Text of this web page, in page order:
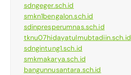
sdngeger.sch.id
smkn1bengalon.sch.id
sdinpresperumnas.sch.id
tknu07hidayatulmubtadiin.sch.id
sdngintung1.sch.id
smkmakarya.sch.id
bangunnusantara.sch.id